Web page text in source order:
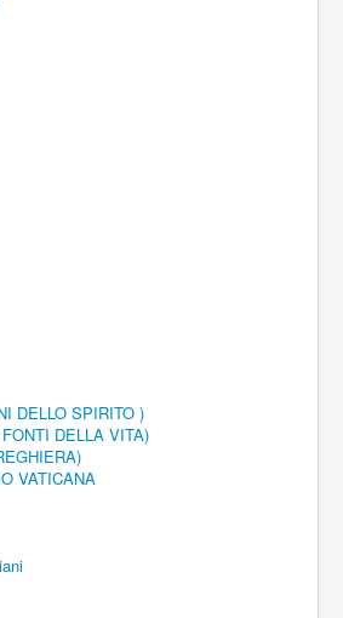
DELLO SPIRITO )
DELLA VITA)
VATICANA